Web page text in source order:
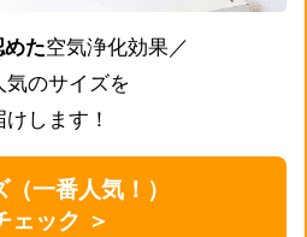
めた空気浄化効果／
気のサイズを
けします！
一番人気！）
ェック ＞